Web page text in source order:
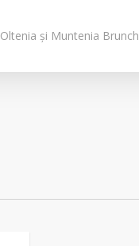
Oltenia și Muntenia Brunch